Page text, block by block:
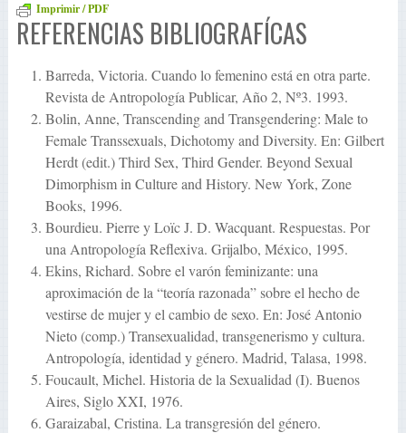
Imprimir / PDF
REFERENCIAS BIBLIOGRAFÍCAS
Barreda, Victoria. Cuando lo femenino está en otra parte.
Revista de Antropología Publicar, Año 2, Nº3. 1993.
Bolin, Anne, Transcending and Transgendering: Male to
Female Transsexuals, Dichotomy and Diversity. En: Gilbert
Herdt (edit.) Third Sex, Third Gender. Beyond Sexual
Dimorphism in Culture and History. New York, Zone
Books, 1996.
Bourdieu. Pierre y Loïc J. D. Wacquant. Respuestas. Por
una Antropología Reflexiva. Grijalbo, México, 1995.
Ekins, Richard. Sobre el varón feminizante: una
aproximación de la “teoría razonada” sobre el hecho de
vestirse de mujer y el cambio de sexo. En: José Antonio
Nieto (comp.) Transexualidad, transgenerismo y cultura.
Antropología, identidad y género. Madrid, Talasa, 1998.
Foucault, Michel. Historia de la Sexualidad (I). Buenos
Aires, Siglo XXI, 1976.
Garaizabal, Cristina. La transgresión del género.